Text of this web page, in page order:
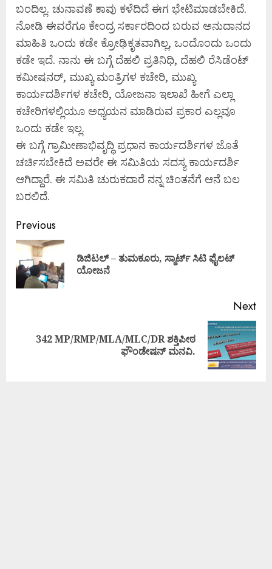
ಬಂದಿಲ್ಲ. ಚುನಾವಣೆ ಕಾವು ಕಳೆದಿದೆ ಈಗ ಭೇಟಿಮಾಡಬೇಕಿದೆ.
ನೋಡಿ ಈವರೆಗೂ ಕೇಂದ್ರ ಸರ್ಕಾರದಿಂದ ಬರುವ ಅನುದಾನದ
ಮಾಹಿತಿ ಒಂದು ಕಡೇ ಕ್ರೋಢಿಕೃತವಾಗಿಲ್ಲ, ಒಂದೊಂದು ಒಂದು
ಕಡೇ ಇದೆ. ನಾನು ಈ ಬಗ್ಗೆ ದೆಹಲಿ ಪ್ರತಿನಿಧಿ, ದೆಹಲಿ ರೆಸಿಡೆಂಟ್
ಕಮೀಷನರ್, ಮುಖ್ಯ ಮಂತ್ರಿಗಳ ಕಚೇರಿ, ಮುಖ್ಯ
ಕಾರ್ಯದರ್ಶಿಗಳ ಕಚೇರಿ, ಯೋಜನಾ ಇಲಾಖೆ ಹೀಗೆ ಎಲ್ಲಾ
ಕಚೇರಿಗಳಲ್ಲಿಯೂ ಅಧ್ಯಯನ ಮಾಡಿರುವ ಪ್ರಕಾರ ಎಲ್ಲವೂ
ಒಂದು ಕಡೇ ಇಲ್ಲ.
ಈ ಬಗ್ಗೆ ಗ್ರಾಮೀಣಾಭಿವೃದ್ಧಿ ಪ್ರಧಾನ ಕಾರ್ಯದರ್ಶಿಗಳ ಜೊತೆ
ಚರ್ಚಿಸಬೇಕಿದೆ ಅವರೇ ಈ ಸಮಿತಿಯ ಸದಸ್ಯ ಕಾರ್ಯದರ್ಶಿ
ಆಗಿದ್ದಾರೆ. ಈ ಸಮಿತಿ ಚುರುಕದಾರೆ ನನ್ನ ಚಿಂತನೆಗೆ ಆನೆ ಬಲ
ಬರಲಿದೆ.
Previous
ಡಿಜಿಟಲ್ – ತುಮಕೂರು, ಸ್ಮಾರ್ಟ್ ಸಿಟಿ ಫೈಲಟ್
ಯೋಜನೆ
Next
342 MP/RMP/MLA/MLC/DR ಶಕ್ತಿಪೀಠ
ಫೌಂಡೇಷನ್ ಮನವಿ.